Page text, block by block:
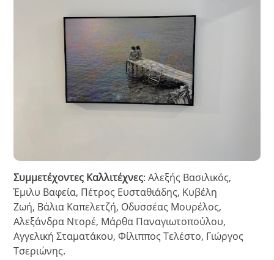
Συμμετέχοντες Καλλιτέχνες: Aλεξής Βασιλικός,
Έμιλυ Βαφεία, Πέτρος Ευσταθιάδης, Κυβέλη
Ζωή, Βάλια Καπελετζή, Οδυσσέας Μουρέλος,
Αλεξάνδρα Ντορέ, Μάρθα Παναγιωτοπούλου,
Αγγελική Σταματάκου, Φίλιππος Τελέστο, Γιώργος
Τσεριώνης.